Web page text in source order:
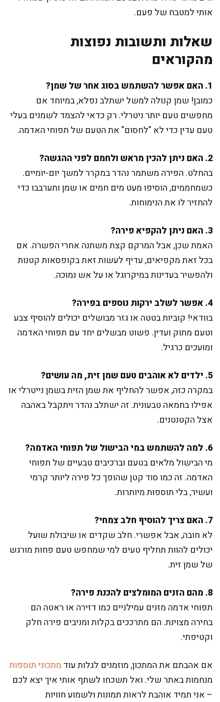
אותי למטבח של פעם.
שאלות ותשובות נפוצות
מהקוראים
1. האם אפשר להשתמש בסוג אחר של שמן?
כמובן! שמן קנולה למשל ישתלב נפלא, במיוחד אם
מחפשים טעם יותר ניטרלי. רק כדאי להצמד לשמנים בעלי
טעם עדין כדי לא "לחסום" את הטעם של תפוחי האדמה.
2. האם ניתן להכין מראש ולחמם לפני ההגשה?
בהחלט. הפירה משתמר נהדר במקרר למשך יום-יומיים.
כשמחממים, הוסיפו מעט מים חמים או שמן ותערבבו כדי
להחזיר לו את הנימוחות.
3. האם ניתן להקפיא פירה?
האמת שכן, אבל המרקם קצת משתנה אחרי הפשרה. אם
בכל זאת מקפיאים, עדיף לעשות זאת בקופסאות קטנות
ולהפשיר בעדינות במיקרוגל או על אש נמוכה.
4. אפשר לשלב ירקות נוספים בפירה?
בוודאי! קוביות בטטה או גזר מבושלים יכולים להוסיף צבע
וטעם מתוק ועדין. פשוט מבשלים יחד עם תפוחי האדמה
ומועכים כרגיל.
5. ילדים לא אוהבים טעם שמן זית, מה עושים?
במקרה כזה, אפשר להחליף את שמן הזית בשמן נייטרלי או
אפילו בחמאה טבעונית. זה ישתלב נהדר ויתקבל באהבה
אצל הקטנטנים.
6. למה להשתמש במי הבישול של תפוחי האדמה?
מי הבישול מלאים בטעם וברכיבים טבעיים של תפוחי
האדמה. זה כמו סוד קטן שהופך כל פירה ליותר קרמי
ועשיר, בלי תוספות מיותרות.
7. האם צריך להוסיף חלב צמחי?
לא חובה, אבל אפשרי. חלב שקדים או שיבולת שועל
יכולים להוות תחליף טעים למי שמחפש טעם פחות מורגש
של שמן זית.
8. מהם הזנים המומלצים להכנת פירה?
תפוחי אדמה מזנים עמילניים כמו דזירה או ראטה הם
בחירה מצוינת. הם מתרככים בקלות ומניבים פירה חלק
וקטיפתי.
אם אהבתם את המתכון, מוזמנים לגלות עוד מתכוני תוספות
מנחמות באתר שלי. ואל תשכחו לשתף אותי איך יצא לכם
– אני תמיד אוהבת לראות תמונות ולשמוע חוויות